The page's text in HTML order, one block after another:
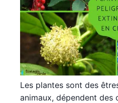
Les plantes sont des
animaux, dépendent des